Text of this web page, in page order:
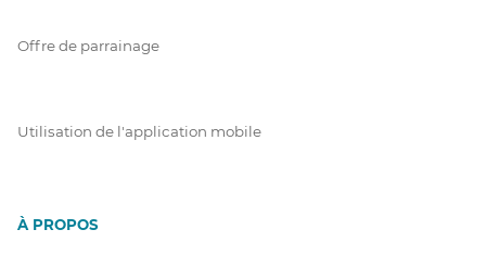
Offre de parrainage
Utilisation de l'application mobile
À PROPOS